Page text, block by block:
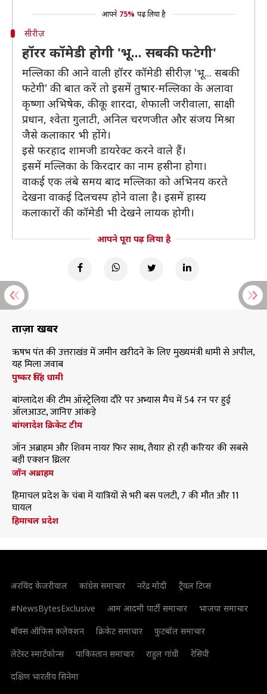
आपने 75% पढ़ लिया है
सीरीज़
हॉरर कॉमेडी होगी 'भू... सबकी फटेगी'
मल्लिका की आने वाली हॉरर कॉमेडी सीरीज़ 'भू... सबकी
फटेगी' की बात करें तो इसमें तुषार-मल्लिका के अलावा
कृष्णा अभिषेक, कीकू शारदा, शेफाली जरीवाला, साक्षी
प्रधान, श्वेता गुलाटी, अनिल चरणजीत और संजय मिश्रा
जैसे कलाकार भी होंगे।
इसे फरहाद शामजी डायरेक्ट करने वाले हैं।
इसमें मल्लिका के किरदार का नाम हसीना होगा।
वाकई एक लंबे समय बाद मल्लिका को अभिनय करते
देखना वाकई दिलचस्प होने वाला है। इसमें हास्य
कलाकारों की कॉमेडी भी देखने लायक होगी।
आपने पूरा पढ़ लिया है
ताज़ा खबरें
ऋषभ पंत की उत्तराखंड में जमीन खरीदने के लिए मुख्यमंत्री धामी से अपील,
यह मिला जवाब
पुष्कर सिंह धामी
बांग्लादेश की टीम ऑस्ट्रेलिया दौरे पर अभ्यास मैच में 54 रन पर हुई
ऑलआउट, जानिए आंकड़े
बांग्लादेश क्रिकेट टीम
जॉन अब्राहम और शिवम नायर फिर साथ, तैयार हो रही करियर की सबसे
बड़ी एक्शन थ्रिलर
जॉन अब्राहम
हिमाचल प्रदेश के चंबा में यात्रियों से भरी बस पलटी, 7 की मौत और 11
घायल
हिमाचल प्रदेश
अरविंद केजरीवाल कांग्रेस समाचार नरेंद्र मोदी
ट्रैवल टिप्स
#NewsBytesExclusive
आम आदमी पार्टी समाचार
भाजपा समाचार
बॉक्स ऑफिस कलेक्शन
क्रिकेट समाचार
फुटबॉल समाचार
लेटेस्ट स्मार्टफोन्स
पाकिस्तान समाचार राहुल गांधी
रेसिपी
दक्षिण भारतीय सिनेमा